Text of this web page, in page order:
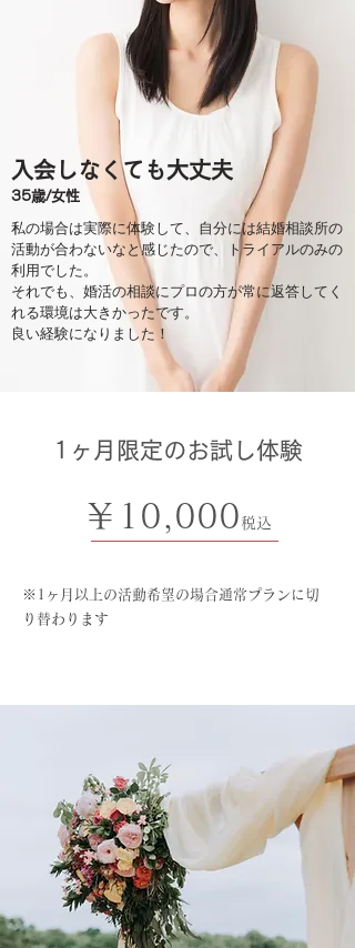
​入会しなくても大丈夫
​35歳/女性
私の場合は実際に体験して、自分には結婚相談所の
活動が合わないなと感じたので、トライアルのみの
利用でした。
それでも、婚活の相談にプロの方が常に返答してく
れる環境は大きかったです。
​良い経験になりました！
​1ヶ月限定のお試し体験
​￥10,000 税込
※1ヶ月以上の活動希望の場合通常プランに切
り替わります